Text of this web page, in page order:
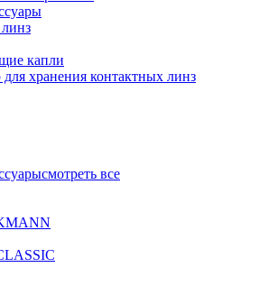
капли
хранения контактных линз
смотреть все